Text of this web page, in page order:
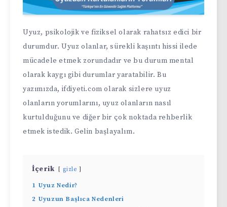
Uyuz, psikolojik ve fiziksel olarak rahatsız edici bir
durumdur. Uyuz olanlar, sürekli kaşıntı hissi ilede
mücadele etmek zorundadır ve bu durum mental
olarak kaygı gibi durumlar yaratabilir. Bu
yazımızda, ifdiyeti.com olarak sizlere uyuz
olanların yorumlarını, uyuz olanların nasıl
kurtulduğunu ve diğer bir çok noktada rehberlik
etmek istedik. Gelin başlayalım.
İçerik gizle
1 Uyuz Nedir?
2 Uyuzun Başlıca Nedenleri